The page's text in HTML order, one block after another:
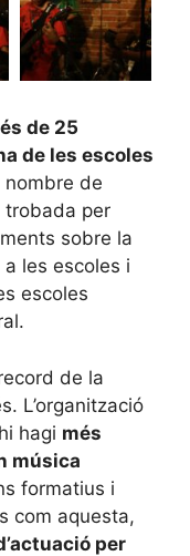
de 25
de les escoles
nombre de
trobada per
sobre la
les escoles i
escoles
de la
L’organització
hagi més
música
formatius i
com aquesta,
per